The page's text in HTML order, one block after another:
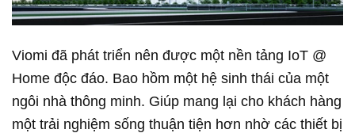
Viomi đã phát triển nên được một nền tảng IoT @
Home độc đáo. Bao hồm một hệ sinh thái của một
ngôi nhà thông minh. Giúp mang lại cho khách hàng
một trải nghiệm sống thuận tiện hơn nhờ các thiết bị